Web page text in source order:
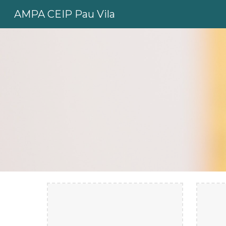
AMPA CEIP Pau Vila